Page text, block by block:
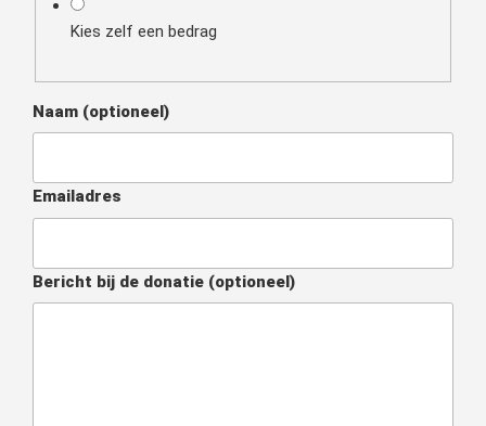
Kies zelf een bedrag
Naam (optioneel)
Emailadres
Bericht bij de donatie (optioneel)